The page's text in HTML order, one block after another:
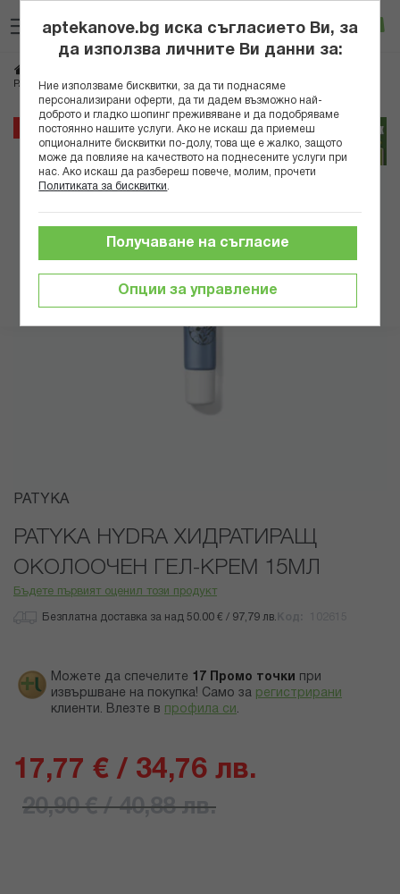
към
съдържанието
Вход
PATYKA HYDRA ХИДРАТИРАЩ ОКОЛООЧЕН ГЕЛ-КРЕМ 15МЛ
15%
Преминете
края
Преминете
началото
галерия
със
PATYKA
PATYKA HYDRA ХИДРАТИРАЩ
ОКОЛООЧЕН ГЕЛ-КРЕМ 15МЛ
Бъдете първият оценил този продукт
Безплатна доставка за над 50.00 € / 97,79 лв.
Можете да спечелите 17 Промо точки
при
извършване на покупка! Само за регистрирани
клиенти. Влезте в профила си .
17,77 € / 34,76 лв.
20,90 € / 40,88 лв.
aptekanove.bg иска съгласието Ви, за
да използва личните Ви данни за:
Ние използваме бисквитки, за да ти поднасяме
персонализирани оферти, да ти дадем възможно най-
доброто и гладко шопинг преживяване и да подобряваме
постоянно нашите услуги. Ако не искаш да приемеш
опционалните бисквитки по-долу, това ще е жалко, защото
може да повлияе на качеството на поднесените услуги при
нас. Ако искаш да разбереш повече, молим, прочети
Политиката за бисквитки
Опции за управление
Получаване на съгласие